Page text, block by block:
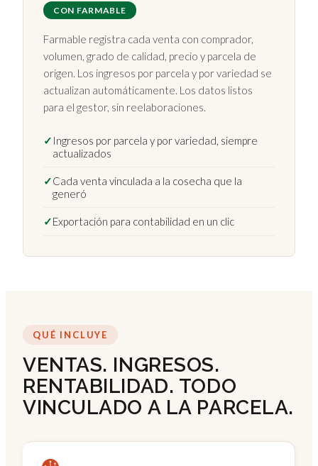
CON FARMABLE
Farmable registra cada venta con comprador,
volumen, grado de calidad, precio y parcela de
origen. Los ingresos por parcela y por variedad se
actualizan automáticamente. Los datos listos
para el gestor, sin reelaboraciones.
✓ Ingresos por parcela y por variedad, siempre
actualizados
✓Cada venta vinculada a la cosecha que la
generó
✓Exportación para contabilidad en un clic
QUÉ INCLUYE
VENTAS. INGRESOS.
RENTABILIDAD. TODO
VINCULADO A LA PARCELA.